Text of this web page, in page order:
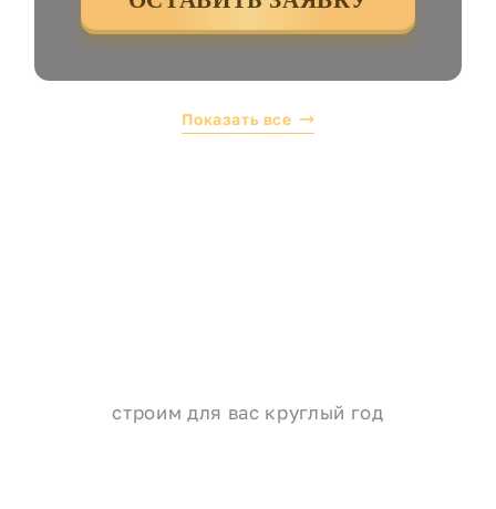
Показать все
строим для вас круглый год